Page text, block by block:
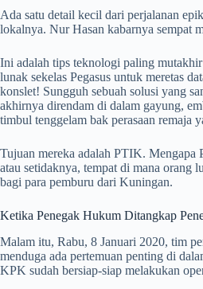
Ada satu detail kecil dari perjalanan
lokalnya. Nur Hasan kabarnya sempat
Ini adalah tips teknologi paling
lunak sekelas Pegasus untuk meretas
konslet! Sungguh sebuah solusi yang
akhirnya direndam di dalam gayung,
timbul tenggelam bak perasaan remaja
Tujuan mereka adalah PTIK. Mengapa
atau setidaknya, tempat di mana orang
bagi para pemburu dari Kuningan.
Ketika Penegak Hukum Ditangkap
Malam itu, Rabu, 8 Januari 2020, tim
menduga ada pertemuan penting di
KPK sudah bersiap-siap melakukan